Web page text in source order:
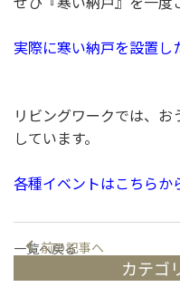
実際に寒い納戸を設置し
リビングワークでは、
しています。
各種イベントはこちらか
前の記事へ
一覧へ戻る
カテゴ